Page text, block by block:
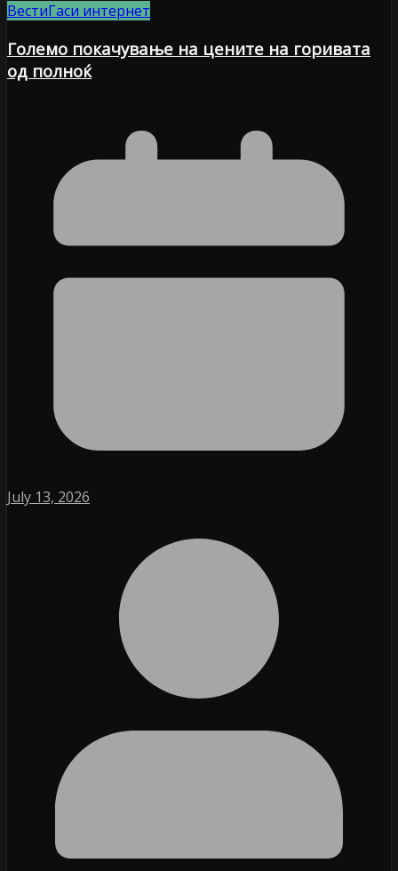
ВестиГаси интернет
Големо покачување на цените на горивата
од полноќ
July 13, 2026